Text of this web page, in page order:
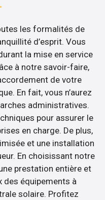
les formalités de
d’esprit. Vous
la mise en service
à notre savoir-faire,
de votre
En fait, vous n’aurez
administratives.
pour assurer le
en charge. De plus,
et une installation
En choisissant notre
prestation entière et
des équipements à
solaire. Profitez